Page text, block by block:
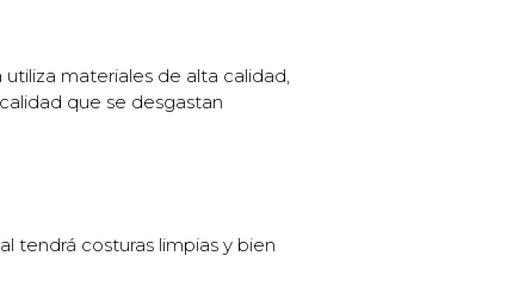
materiales de alta calidad,
que se desgastan
tendrá costuras limpias y bien